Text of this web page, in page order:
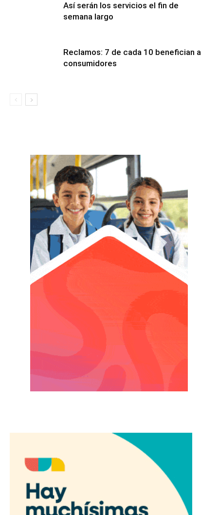
Así serán los servicios el fin de
semana largo
Reclamos: 7 de cada 10 benefician a
consumidores